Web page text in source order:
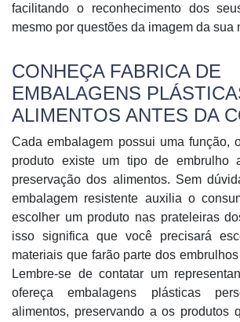
facilitando o reconhecimento dos
mesmo por questões da imagem da sua
CONHEÇA FABRICA DE
EMBALAGENS
ALIMENTOS ANTES DA
Cada embalagem possui uma função,
produto existe um tipo de embrulho
preservação dos alimentos. Sem
embalagem resistente auxilia o
escolher um produto nas prateleiras
isso significa que você precisará
materiais que farão parte dos
Lembre-se de contatar um
ofereça embalagens plásticas
alimentos, preservando a os produtos